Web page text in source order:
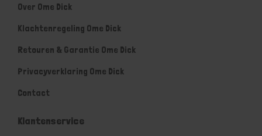
Over Ome Dick
Klachtenregeling Ome Dick
Retouren & Garantie Ome Dick
Privacyverklaring Ome Dick
Contact
Klantenservice